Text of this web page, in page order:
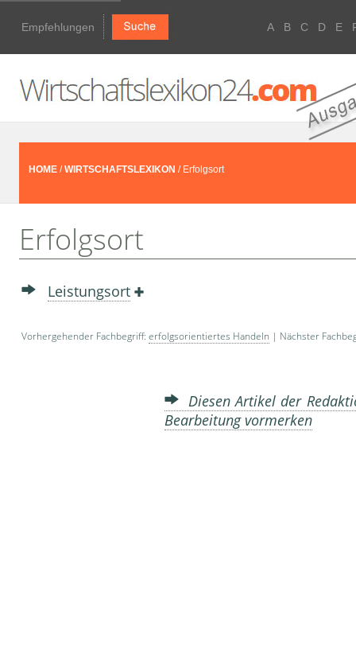
Empfehlungen A B C D E
HOME /WIRTSCHAFTSLEXIKON / Erfolgsort
Erfolgsort
Leistungsort
Vorhergehender Fachbegriff: erfolgsorientiertes Handeln | Nächster
Diesen Artikel der
Bearbeitung vormerken